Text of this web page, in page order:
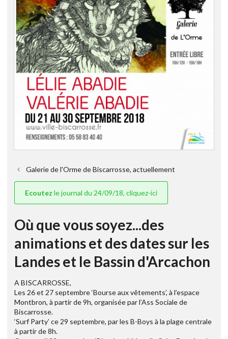
Galerie de l'Orme de Biscarrosse, actuellement
Ecoutez le journal du 24/09/18, cliquez-ici
Où que vous soyez...des
animations et des dates sur les
Landes et le Bassin d'Arcachon
A BISCARROSSE,
Les 26 et 27 septembre ‘Bourse aux vêtements’, à l’espace
Montbron, à partir de 9h, organisée par l’Ass Sociale de
Biscarrosse.
‘Surf Party’ ce 29 septembre, par les B-Boys à la plage centrale
à partir de 8h.